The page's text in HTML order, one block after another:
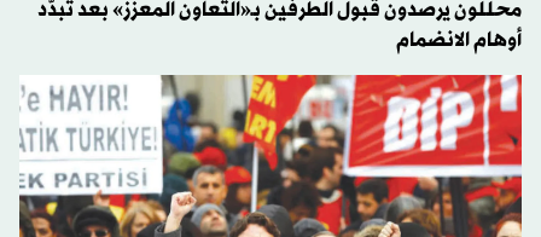
محللون يرصدون قبول الطرفين بـ«التعاون المعزز» بعد تبدّد
أوهام الانضمام